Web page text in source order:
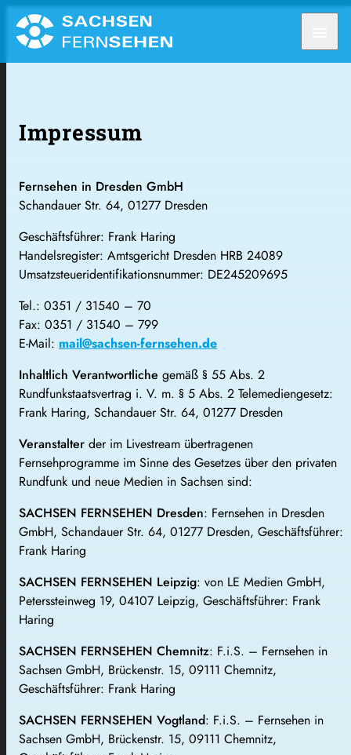
Impressum
Fernsehen in Dresden GmbH
Schandauer Str. 64, 01277 Dresden
Geschäftsführer: Frank Haring
Handelsregister: Amtsgericht Dresden HRB 24089
Umsatzsteueridentifikationsnummer: DE245209695
Tel.: 0351 / 31540 – 70
Fax: 0351 / 31540 – 799
E-Mail: mail@sachsen-fernsehen.de
Inhaltlich Verantwortliche gemäß § 55 Abs. 2
Rundfunkstaatsvertrag i. V. m. § 5 Abs. 2 Telemediengesetz:
Frank Haring, Schandauer Str. 64, 01277 Dresden
Veranstalter der im Livestream übertragenen
Fernsehprogramme im Sinne des Gesetzes über den privaten
Rundfunk und neue Medien in Sachsen sind:
SACHSEN FERNSEHEN Dresden: Fernsehen in Dresden
GmbH, Schandauer Str. 64, 01277 Dresden, Geschäftsführer:
Frank Haring
SACHSEN FERNSEHEN Leipzig: von LE Medien GmbH,
Peterssteinweg 19, 04107 Leipzig, Geschäftsführer: Frank
Haring
SACHSEN FERNSEHEN Chemnitz: F.i.S. – Fernsehen in
Sachsen GmbH, Brückenstr. 15, 09111 Chemnitz,
Geschäftsführer: Frank Haring
SACHSEN FERNSEHEN Vogtland: F.i.S. – Fernsehen in
Sachsen GmbH, Brückenstr. 15, 09111 Chemnitz,